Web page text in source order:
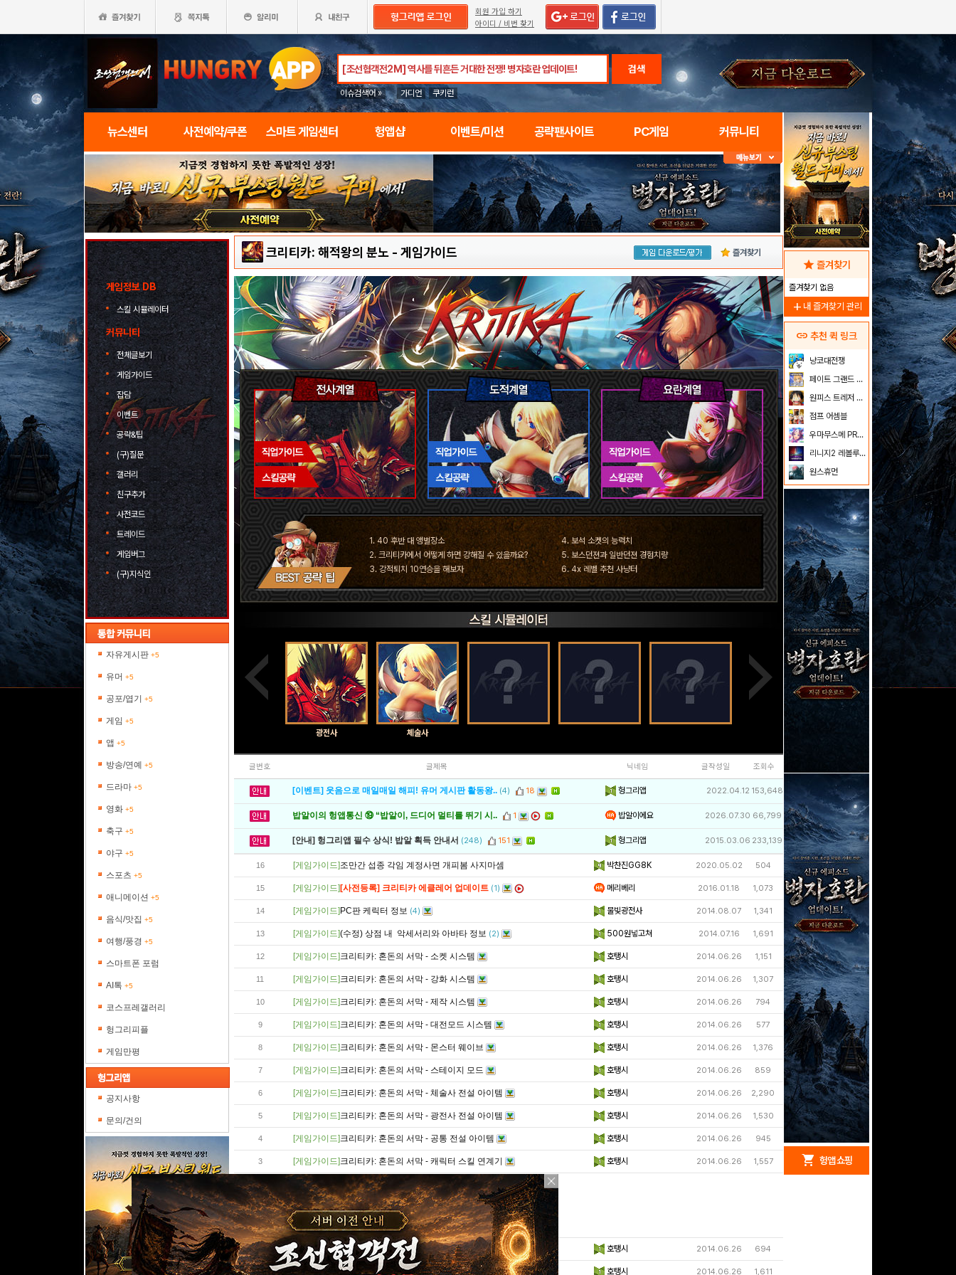
회원 가입 하기
아이디 / 비번 찾기
검색
이슈검색어 » 가디언 쿠키런
뉴스센터 사전예약/쿠폰 스마트 게임센터 헝앱샵 이벤트/미션 공략팬사이트 PC게임 커뮤니티
게임정보 DB
스킬 시뮬레이터
커뮤니티
전체글보기
게임가이드
잡담
이벤트
공략&팁
(구)질문
갤러리
친구추가
사전코드
트레이드
게임버그
(구)지식인
자유게시판 +5
유머 +5
공포/엽기 +5
게임 +5
앱 +5
방송/연예 +5
드라마 +5
영화 +5
축구 +5
야구 +5
스포츠 +5
애니메이션 +5
음식/맛집 +5
여행/풍경 +5
스마트폰 포럼
AI톡 +5
코스프레갤러리
헝그리피플
게임만평
공지사항
문의/건의
크리티카: 해적왕의 분노 - 게임가이드 즐겨찾기
1. 40 후반 대 앵벌장소
2. 크리티카에서 어떻게 하면 강해질 수 있을까요?
3. 강적퇴치 10연승을 해보자
4. 보석 소켓의 능력치
5. 보스던젼과 일반던젼 경험치량
6. 4x 레벨 추천 사냥터
광전사 체술사
글번호 글제목 닉네임 글작성일 조회수
[이벤트] 웃음으로 매일매일 해피! 유머 게시판 활동왕.. (4) 18 헝그리앱 2022.04.12 153,648
밥알이의 헝앱통신 ⑲ “밥알이, 드디어 멀티를 뛰기 시.. 1 밥알이에요 2026.07.30 66,799
[안내] 헝그리앱 필수 상식! 밥알 획득 안내서 (248) 151 헝그리앱 2015.03.06 233,139
16 [게임가이드]조만간 섭종 각임 계정사면 개피봄 사지마셈 박찬진GG8K 2020.05.02 504
15 [게임가이드] [사전등록] 크리티카 에클레어 업데이트 (1) 메리베리 2016.01.18 1,073
14 [게임가이드] PC판 케릭터 정보 (4) 물빛광전사 2014.08.07 1,341
13 [게임가이드](수정) 상점 내 악세서리와 아바타 정보 (2) 500원넣고쳐 2014.07.16 1,691
12 [게임가이드]크리티카: 혼돈의 서막 - 소켓 시스템 호탱시 2014.06.26 1,151
11 [게임가이드]크리티카: 혼돈의 서막 - 강화 시스템 호탱시 2014.06.26 1,307
10 [게임가이드]크리티카: 혼돈의 서막 - 제작 시스템 호탱시 2014.06.26 794
9 [게임가이드]크리티카: 혼돈의 서막 - 대전모드 시스템 호탱시 2014.06.26 577
8 [게임가이드]크리티카: 혼돈의 서막 - 몬스터 웨이브 호탱시 2014.06.26 1,376
7 [게임가이드]크리티카: 혼돈의 서막 - 스테이지 모드 호탱시 2014.06.26 859
6 [게임가이드]크리티카: 혼돈의 서막 - 체술사 전설 아이템 호탱시 2014.06.26 2,290
5 [게임가이드]크리티카: 혼돈의 서막 - 광전사 전설 아이템 호탱시 2014.06.26 1,530
4 [게임가이드]크리티카: 혼돈의 서막 - 공통 전설 아이템 호탱시 2014.06.26 945
3 [게임가이드]크리티카: 혼돈의 서막 - 캐릭터 스킬 연계기 호탱시 2014.06.26 1,557
2 [게임가이드]크리티카: 혼돈의 서막 - 인터페이스 호탱시 2014.06.26 694
1 [게임가이드]크리티카: 혼돈의 서막 - 캐릭터 특징 및 설.. 호탱시 2014.06.26 1,611
star 즐겨찾기
즐겨찾기 없음
add 내 즐겨찾기 관리
link 추천 퀵 링크
냥코대전쟁
페이트 그랜드 오더
원피스 트레저 크루즈
점프 어셈블
우마무스메 PRETTY DERBY
리니지2 레볼루션
원스휴먼
redeem 헝앱 경품
100 밥알
shopping_cart 헝앱 쇼핑